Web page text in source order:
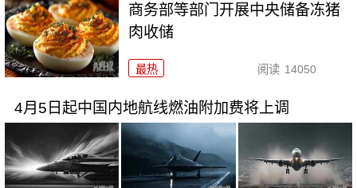
商务部等部门开展中央储备冻猪
肉收储
最热 阅读 14050
4月5日起中国内地航线燃油附加费将上调